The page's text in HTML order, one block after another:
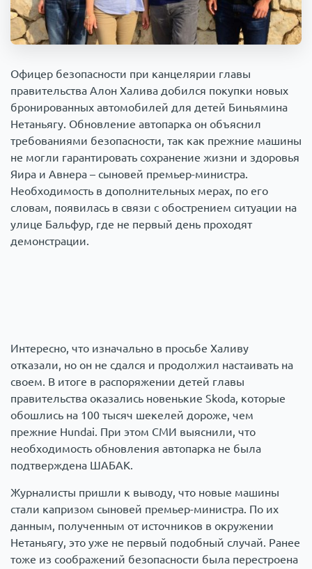
Происшествия 1000 мелочей
Офицер безопасности при канцелярии главы
правительства Алон Халива добился покупки новых
бронированных автомобилей для детей Биньямина
Нетаньягу. Обновление автопарка он объяснил
требованиями безопасности, так как прежние машины
не могли гарантировать сохранение жизни и здоровья
Яира и Авнера – сыновей премьер-министра.
Необходимость в дополнительных мерах, по его
словам, появилась в связи с обострением ситуации на
улице Бальфур, где не первый день проходят
демонстрации.
Интересно, что изначально в просьбе Халиву
отказали, но он не сдался и продолжил настаивать на
своем. В итоге в распоряжении детей главы
правительства оказались новенькие Skoda, которые
обошлись на 100 тысяч шекелей дороже, чем
прежние Hundai. При этом СМИ выяснили, что
необходимость обновления автопарка не была
подтверждена ШАБАК.
Журналисты пришли к выводу, что новые машины
стали капризом сыновей премьер-министра. По их
данным, полученным от источников в окружении
Нетаньягу, это уже не первый подобный случай. Ранее
тоже из соображений безопасности была перестроена